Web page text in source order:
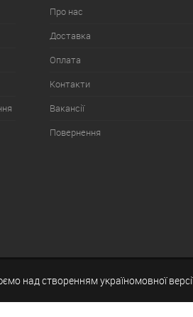
Про нас
Доставка
Оплата
Контакти
Вакансії
Повернення
над створенням україномовної